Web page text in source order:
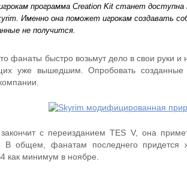
программа Creation Kit станет
Именно она поможет игрокам создавать
не получится.
фанаты быстро возьмут дело в свои руки
уже вышедшим. Опробовать
с переизданием TES V, она
В общем, фанатам последнего придется
как минимум в ноябре.